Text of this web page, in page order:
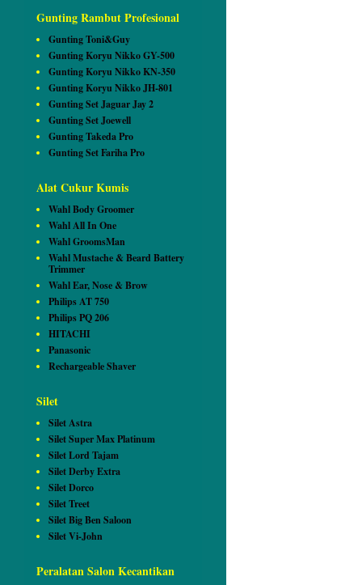
Gunting Rambut Profesional
Gunting Toni&Guy
Gunting Koryu Nikko GY-500
Gunting Koryu Nikko KN-350
Gunting Koryu Nikko JH-801
Gunting Set Jaguar Jay 2
Gunting Set Joewell
Gunting Takeda Pro
Gunting Set Fariha Pro
Alat Cukur Kumis
Wahl Body Groomer
Wahl All In One
Wahl GroomsMan
Wahl Mustache & Beard Battery
Trimmer
Wahl Ear, Nose & Brow
Philips AT 750
Philips PQ 206
HITACHI
Panasonic
Rechargeable Shaver
Silet
Silet Astra
Silet Super Max Platinum
Silet Lord Tajam
Silet Derby Extra
Silet Dorco
Silet Treet
Silet Big Ben Saloon
Silet Vi-John
Peralatan Salon Kecantikan